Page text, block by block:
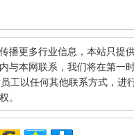
播更多行业信息，本站只提
与本网联系，我们将在第一
工以任何其他联系方式，
。